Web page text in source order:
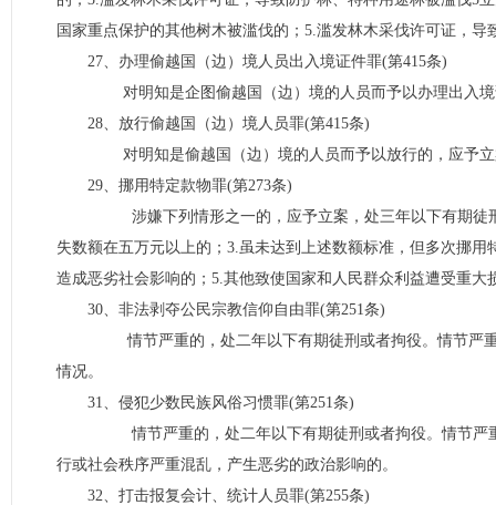
国家重点保护的其他树木被滥伐的；5.滥发林木采伐许可证，
27、办理偷越国（边）境人员出入境证件罪(第415条)
对明知是企图偷越国（边）境的人员而予以办理出入境
28、放行偷越国（边）境人员罪(第415条)
对明知是偷越国（边）境的人员而予以放行的，应予立
29、挪用特定款物罪(第273条)
涉嫌下列情形之一的，应予立案，处三年以下有期徒刑
失数额在五万元以上的；3.虽未达到上述数额标准，但多次挪
造成恶劣社会影响的；5.其他致使国家和人民群众利益遭受重大
30、非法剥夺公民宗教信仰自由罪(第251条)
情节严重的，处二年以下有期徒刑或者拘役。情节严重
情况。
31、侵犯少数民族风俗习惯罪(第251条)
情节严重的，处二年以下有期徒刑或者拘役。情节严重
行或社会秩序严重混乱，产生恶劣的政治影响的。
32、打击报复会计、统计人员罪(第255条)